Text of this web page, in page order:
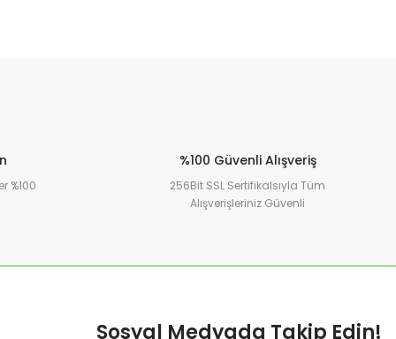
%100
%100 Güvenli Alışveriş
256Bit SSL Sertifikalsıyla Tüm
Alışverişleriniz Güvenli
Sosyal Medyada Takip Edin!